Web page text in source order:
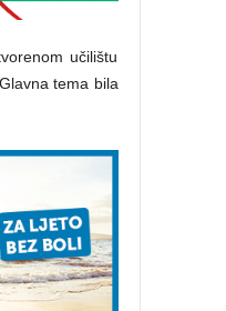
učilištu
tema bila